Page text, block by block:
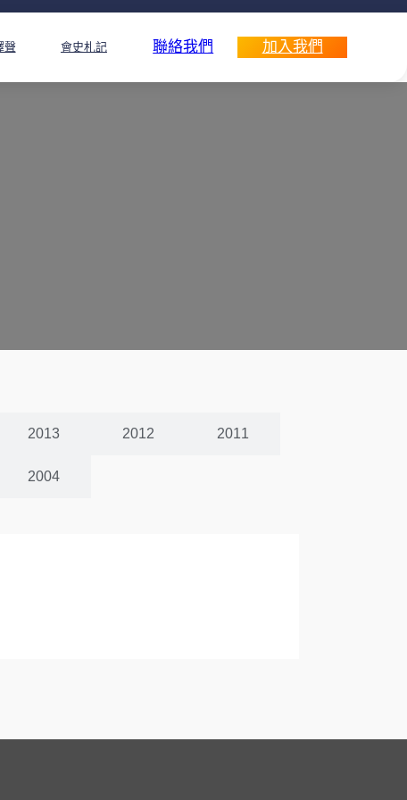
聲 會史札記 聯絡我們 加入我們
2013 2012 2011
2004